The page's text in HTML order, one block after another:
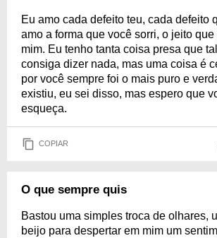
Eu amo cada defeito teu, cada defeito
amo a forma que você sorri, o jeito
mim. Eu tenho tanta coisa presa que
consiga dizer nada, mas uma coisa é
por você sempre foi o mais puro e
existiu, eu sei disso, mas espero que
esqueça.
COPIAR
O que sempre quis
Bastou uma simples troca de olhares,
beijo para despertar em mim um